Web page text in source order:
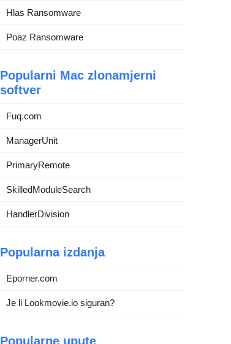
Hlas Ransomware
Poaz Ransomware
Popularni Mac zlonamjerni
softver
Fuq.com
ManagerUnit
PrimaryRemote
SkilledModuleSearch
HandlerDivision
Popularna izdanja
Eporner.com
Je li Lookmovie.io siguran?
Popularne upute